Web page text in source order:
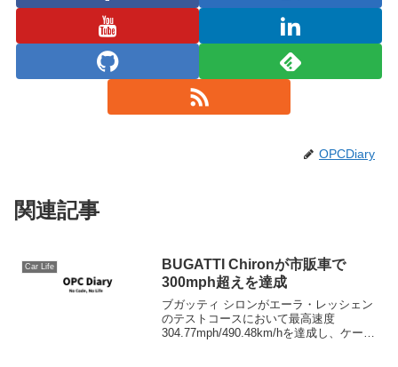
OPCDiary
関連記事
Car Life
BUGATTI Chironが市販車で
300mph超えを達成
ブガッティ シロンがエーラ・レッシェン
のテストコースにおいて最高速度
304.77mph/490.48km/hを達成し、ケーニ